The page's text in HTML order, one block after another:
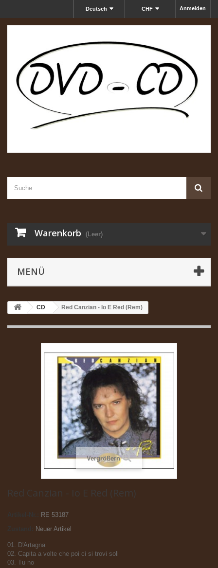
Anmelden
CHF
Deutsch
Warenkorb (Leer)
MENÜ
CD Red Canzian - Io E Red (Rem)
Vergrößern
Red Canzian - Io E Red (Rem)
Artikel-Nr.:
RE 53187
Zustand:
Neuer Artikel
01. D'Artagna
02. Capita a volte che poi ci si trovi soli
03. Tu no